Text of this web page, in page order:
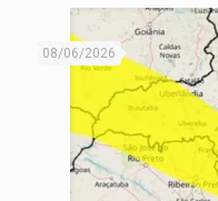
08/06/2026